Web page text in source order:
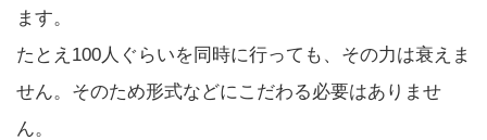
ます。
たとえ100人ぐらいを同時に行っても、その力は衰えま
せん。そのため形式などにこだわる必要はありませ
ん。